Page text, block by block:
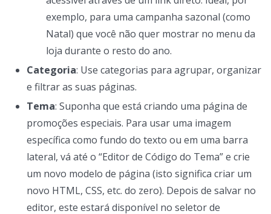
exemplo, para uma campanha sazonal (como
Natal) que você não quer mostrar no menu da
loja durante o resto do ano.
Categoria: Use categorias para agrupar, organizar
e filtrar as suas páginas.
Tema: Suponha que está criando uma página de
promoções especiais. Para usar uma imagem
específica como fundo do texto ou em uma barra
lateral, vá até o “Editor de Código do Tema” e crie
um novo modelo de página (isto significa criar um
novo HTML, CSS, etc. do zero). Depois de salvar no
editor, este estará disponível no seletor de